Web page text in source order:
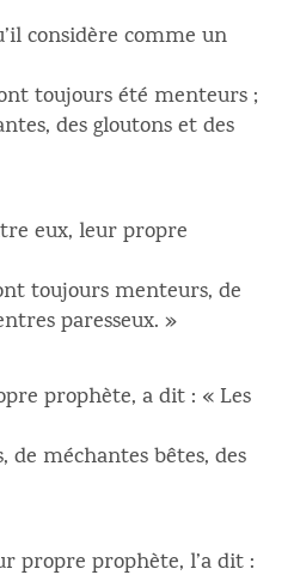
considère comme un
été menteurs ;
des gloutons et des
eux, leur propre
menteurs, de
paresseux. »
prophète, a dit : « Les
méchantes bêtes, des
propre prophète, l’a dit :